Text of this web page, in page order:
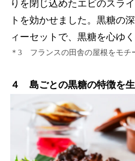
りを閉じ込めたエビのスラ
トを効かせました。黒糖の
ィーセットで、黒糖を心ゆ
＊3 フランスの田舎の屋根をモチ
４ 島ごとの黒糖の特徴を